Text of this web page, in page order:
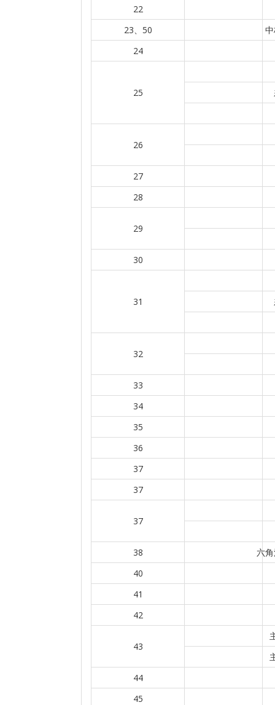
22
23、50
24
25
26
27
28
29
30
31
32
33
34
35
36
37
37
37
38
六
40
41
42
43
44
45